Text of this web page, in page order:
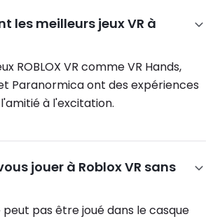
les meilleurs jeux VR à
ROBLOX VR comme VR Hands,
Paranormica ont des expériences
à l'excitation.
jouer à Roblox VR sans
peut pas être joué dans le casque